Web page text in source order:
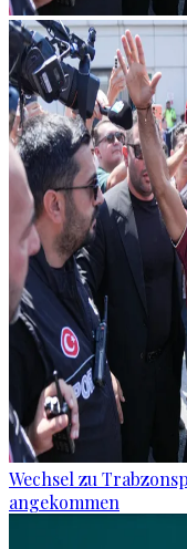
Wechsel zu
angekommen